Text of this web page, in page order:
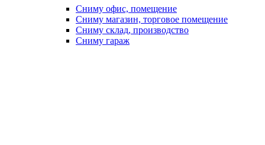
Сниму офис, помещение
Сниму магазин, торговое помещение
Сниму склад, производство
Сниму гараж